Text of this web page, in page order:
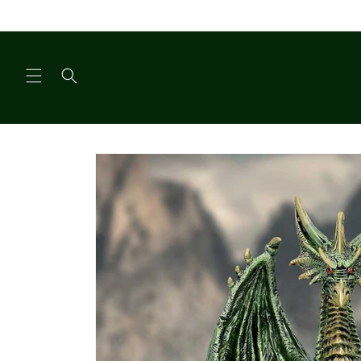
content
Ga direct naar
productinformatie